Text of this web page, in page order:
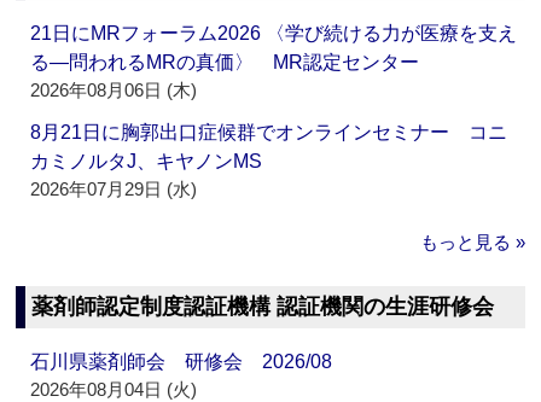
21日にMRフォーラム2026 〈学び続ける力が医療を支え
る―問われるMRの真価〉 MR認定センター
2026年08月06日 (木)
8月21日に胸郭出口症候群でオンラインセミナー コニ
カミノルタJ、キヤノンMS
2026年07月29日 (水)
もっと見る »
薬剤師認定制度認証機構 認証機関の生涯研修会
石川県薬剤師会 研修会 2026/08
2026年08月04日 (火)